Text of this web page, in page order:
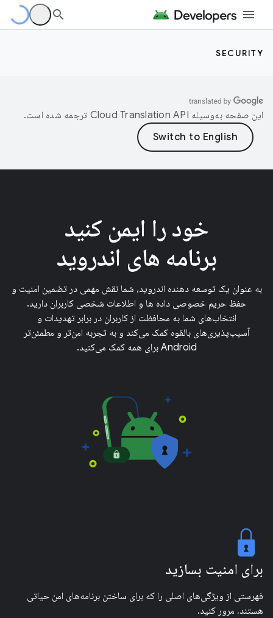
SECURITY
این صفحه به‌وسیله ترجمه شده است.
خود را ایمن کنید
برنامه های اندروید
به عنوان یک توسعه دهنده اندروید، شما نقش مهمی در تضمین امنیت و
حفظ حریم خصوصی داده ها و اطلاعات شخصی کاربران دارید.
انتخاب‌های شما به محافظت از کاربران در برابر تهدیدات و
آسیب‌پذیری‌های بالقوه کمک می‌کند و به تجربه امن‌تر و مطمئن‌تر
Android برای همه کمک می‌کنید.
برای امنیت بسازید
فهرستی از ویژگی‌های اصلی را که برای ساختن برنامه‌های امن حیاتی
هستند، مرور کنید.